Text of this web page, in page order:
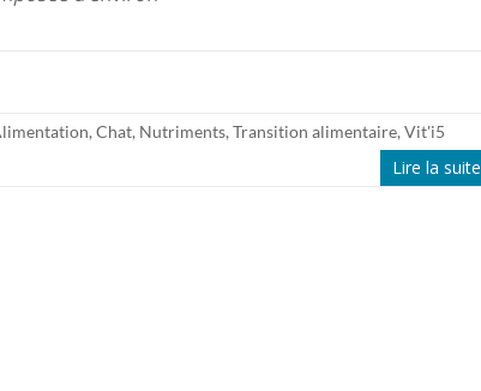
, Chat, Nutriments, Transition alimentaire, Vit'i5
Lire la suite